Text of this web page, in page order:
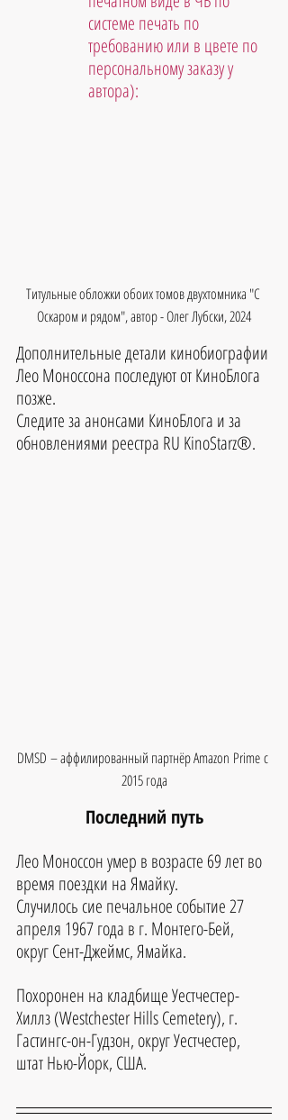
системе печать по
требованию или в цвете по
персональному заказу у
автора):
Титульные обложки обоих томов двухтомника "С
Оскаром и рядом", автор - Олег Лубски, 2024
Дополнительные детали кинобиографии
Лео Моноссона последуют от КиноБлога
позже.
Следите за анонсами КиноБлога и за
обновлениями реестра RU KinoStarz®.
DMSD – аффилированный партнёр Amazon Prime с
2015 года
Последний путь
Лео Моноссон умер в возрасте 69 лет во
время поездки на Ямайку.
Случилось сие печальное событие 27
апреля 1967 года в г. Монтего-Бей,
округ Сент-Джеймс, Ямайка.
Похоронен на кладбище Уестчестер-
Хиллз (Westchester Hills Cemetery), г.
Гастингс-он-Гудзон, округ Уестчестер,
штат Нью-Йорк, США.